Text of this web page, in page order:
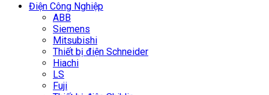
Điện Công Nghiệp
ABB
Siemens
Mitsubishi
Thiết bị điện Schneider
Hiachi
LS
Fuji